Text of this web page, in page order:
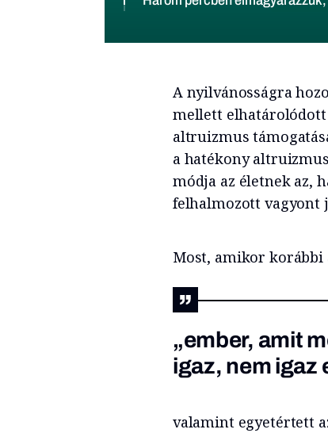
A nyilvánosságra
mellett elhatárolódott
altruizmus
a hatékony
módja az életnek az,
felhalmozott vagyont
Most, amikor korábbi
„ember, amit
igaz, nem igaz
valamint egyetértett